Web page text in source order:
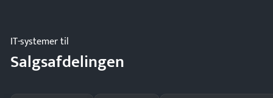
IT-systemer til
Salgsafdelingen